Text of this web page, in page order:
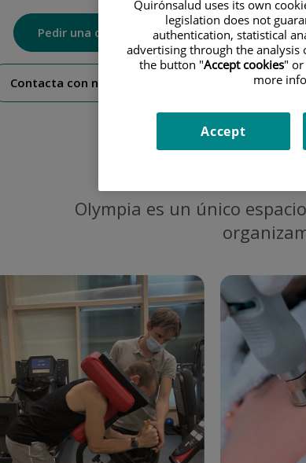
Pedir una cita
Contacta con nosotros
Olympia es un único
Quirónsalud uses its own
legislation does not
authentication, statistical
advertising through the analysis
the button "Accept cookies" or
more
Accept